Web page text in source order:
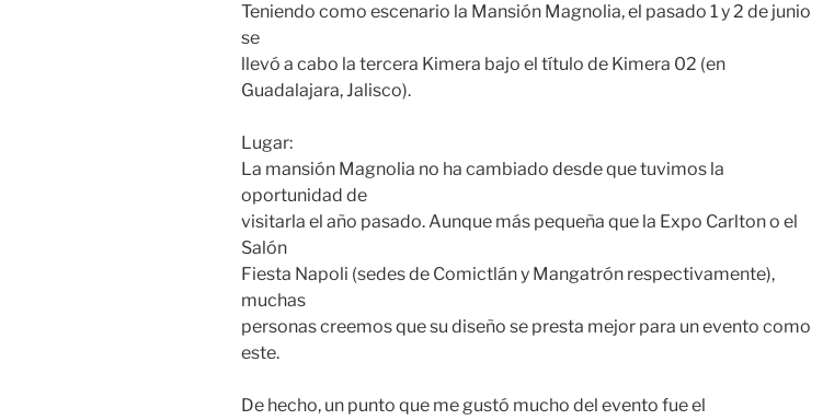
Teniendo como escenario la Mansión Magnolia, el pasado 1 y 2 de junio
se
llevó a cabo la tercera Kimera bajo el título de Kimera 02 (en
Guadalajara, Jalisco).
Lugar:
La mansión Magnolia no ha cambiado desde que tuvimos la
oportunidad de
visitarla el año pasado. Aunque más pequeña que la Expo Carlton o el
Salón
Fiesta Napoli (sedes de Comictlán y Mangatrón respectivamente),
muchas
personas creemos que su diseño se presta mejor para un evento como
este.
De hecho, un punto que me gustó mucho del evento fue el